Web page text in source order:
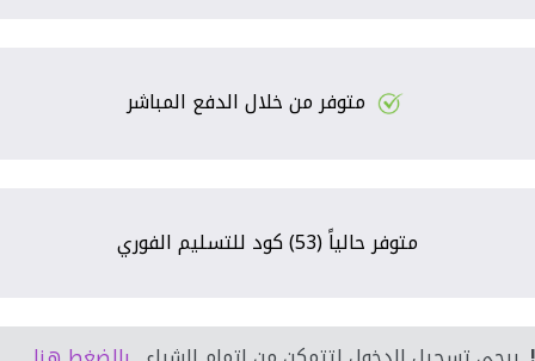
متوفر من خلال الدفع المباشر
متوفر حالياً (53) كود للتسليم الفوري